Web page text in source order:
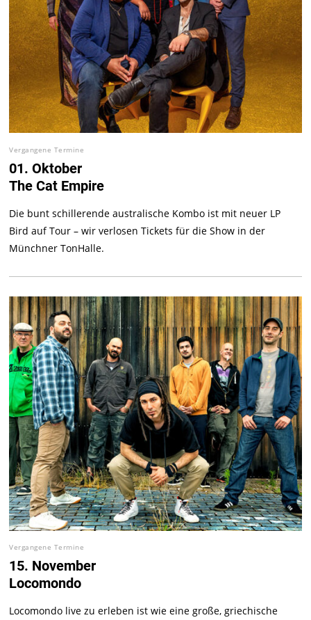
Vergangene Termine
01. Oktober
The Cat Empire
Die bunt schillerende australische Kombo ist mit neuer LP
Bird auf Tour – wir verlosen Tickets für die Show in der
Münchner TonHalle.
Vergangene Termine
15. November
Locomondo
Locomondo live zu erleben ist wie eine große, griechische